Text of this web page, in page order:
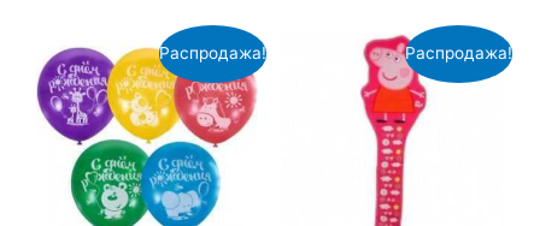
Распродажа! Распродажа!